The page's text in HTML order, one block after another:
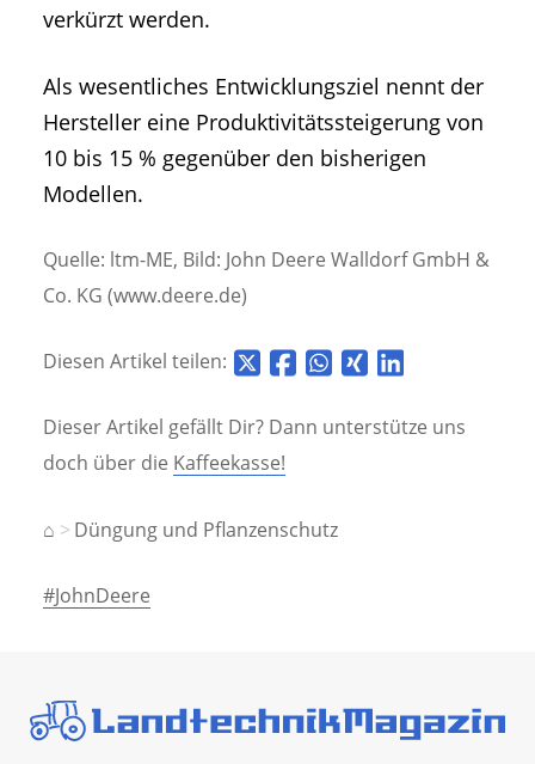
verkürzt werden.
Als wesentliches Entwicklungsziel nennt der
Hersteller eine Produktivitätssteigerung von
10 bis 15 % gegenüber den bisherigen
Modellen.
Quelle: ltm-ME, Bild: John Deere Walldorf GmbH &
Co. KG (www.deere.de)
Diesen Artikel teilen:
Dieser Artikel gefällt Dir? Dann unterstütze uns
doch über die Kaffeekasse!
⌂ Düngung und Pflanzenschutz
#JohnDeere